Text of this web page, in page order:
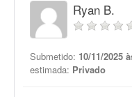
Ryan B.
Submetido: 10/11/2025
estimada: Privado